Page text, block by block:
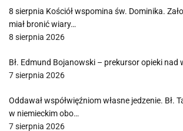
8 sierpnia Kościół wspomina św. Dominika.
miał bronić wiary…
8 sierpnia 2026
Bł. Edmund Bojanowski – prekursor opieki nad
7 sierpnia 2026
Oddawał współwięźniom własne jedzenie. Bł.
w niemieckim obo…
7 sierpnia 2026